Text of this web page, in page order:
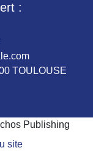
:
TOULOUSE
Publishing
site